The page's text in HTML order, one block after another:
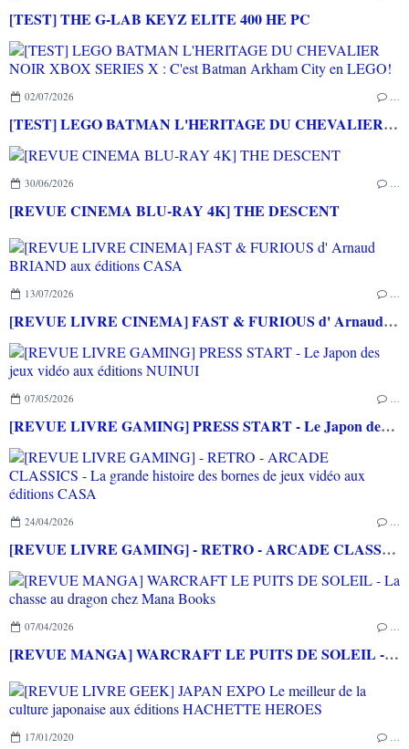
[TEST] THE G-LAB KEYZ ELITE 400 HE PC
02/07/2026 …
[TEST] LEGO BATMAN L'HERITAGE DU CHEVALIER NOIR XBOX SERIES X : C'est Batman Arkham City en LEGO!
30/06/2026 …
[REVUE CINEMA BLU-RAY 4K] THE DESCENT
13/07/2026 …
[REVUE LIVRE CINEMA] FAST & FURIOUS d' Arnaud BRIAND aux éditions CASA
07/05/2026 …
[REVUE LIVRE GAMING] PRESS START - Le Japon des jeux vidéo aux éditions NUINUI
24/04/2026 …
[REVUE LIVRE GAMING] - RETRO - ARCADE CLASSICS - La grande histoire des bornes de jeux vidéo aux éditions CASA
07/04/2026 …
[REVUE MANGA] WARCRAFT LE PUITS DE SOLEIL - La chasse au dragon chez Mana Books
17/01/2020 …